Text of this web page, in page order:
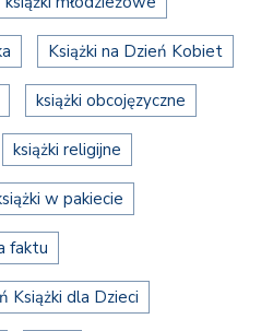
Książki na Dzień Kobiet
książki obcojęzyczne
książki religijne
w pakiecie
faktu
Książki dla Dzieci